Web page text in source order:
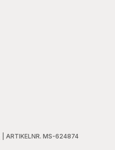
ARTIKELNR. MS-624874